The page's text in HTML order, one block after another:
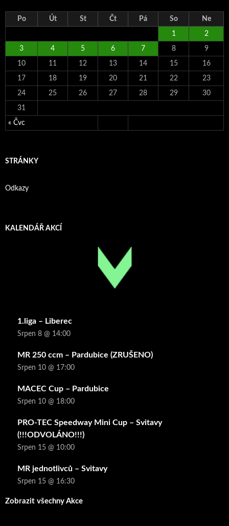
Po Út St Čt Pá So Ne
« Čvc
1 2
3 4 5 6 7 8 9
10 11 12 13 14 15 16
17 18 19 20 21 22 23
24 25 26 27 28 29 30
31
STRÁNKY
Odkazy
KALENDÁŘ AKCÍ
1.liga – Liberec
Srpen 8 @ 14:00
MR 250 ccm – Pardubice (ZRUŠENO)
Srpen 10 @ 17:00
MACEC Cup – Pardubice
Srpen 10 @ 18:00
PRO-TEC Speedway Mini Cup – Svitavy
(!!!ODVOLÁNO!!!)
Srpen 15 @ 10:00
MR jednotlivců – Svitavy
Srpen 15 @ 16:30
Zobrazit všechny Akce